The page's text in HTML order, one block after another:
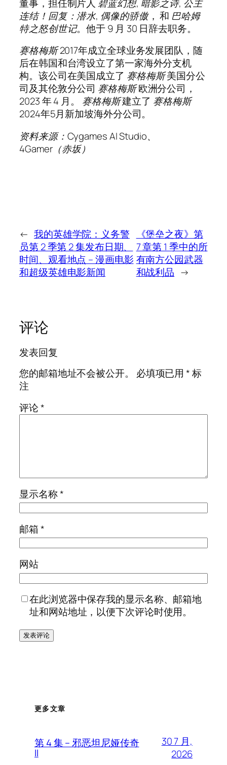
董事，担任制片人碧蓝幻想, 暗影之诗, 公主
连结！回复：潜水, 偶像的骄傲， 和 巴哈姆
特之怒创世记。他于 9 月 30 日辞去职务。
赛格梅斯2017年成立全球业务发展团队，随
后在韩国和台湾设立了第一家海外分支机
构。该公司在美国成立了 赛格梅斯美国分公
司及其伦敦分公司 赛格梅斯欧洲分公司，
2023 年 4 月。 赛格梅斯建立了 赛格梅斯
2024年5月新加坡海外分公司。
资料来源：Cygames AI Studio、
4Gamer（赤坂）
← 我的英雄学院：义务警
员第 2 季第 2 集发布日期、
时间、观看地点 – 漫画电影
和超级英雄电影新闻
《堡垒之夜》第
7 章第 1 季中的所
有南方公园武器
和战利品 →
评论
发表回复
您的邮箱地址不会被公开。
必填项已用*标
注
评论*
显示名称*
邮箱*
网站
在此浏览器中保存我的显示名称、邮箱地
址和网站地址，以便下次评论时使用。
更多文章
第 4 集 – 邪恶坦尼娅传奇
II
30 7 月,
2026